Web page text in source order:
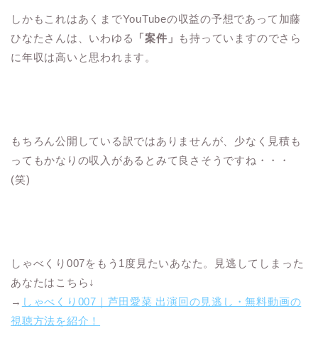
しかもこれはあくまでYouTubeの収益の予想であって加藤
ひなたさんは、いわゆる
「案件」
も持っていますのでさら
に年収は高いと思われます。
もちろん公開している訳ではありませんが、少なく見積も
ってもかなりの収入があるとみて良さそうですね・・・
(笑)
しゃべくり007をもう1度見たいあなた。見逃してしまった
あなたはこちら↓
→ しゃべくり007｜芦田愛菜 出演回の見逃し・無料動画の
視聴方法を紹介！